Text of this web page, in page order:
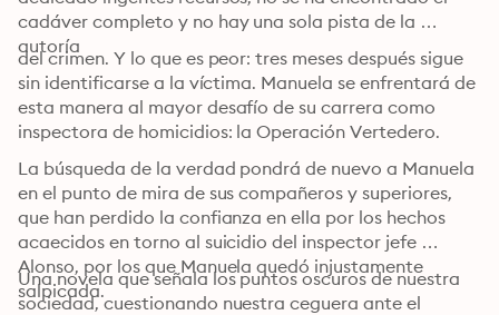
cadáver completo y no hay una sola pista de la
autoría
del crimen. Y lo que es peor: tres meses después sigue
sin identificarse a la víctima. Manuela se enfrentará de
esta manera al mayor desafío de su carrera como
inspectora de homicidios: la Operación Vertedero.
La búsqueda de la verdad pondrá de nuevo a Manuela
en el punto de mira de sus compañeros y superiores,
que han perdido la confianza en ella por los hechos
acaecidos en torno al suicidio del inspector jefe
Alonso, por los que Manuela quedó injustamente
salpicada.
Una novela que señala los puntos oscuros de nuestra
sociedad, cuestionando nuestra ceguera ante el